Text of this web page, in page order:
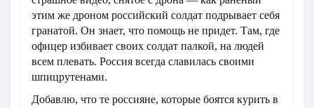
этим же дроном российский солдат подрывает себя
гранатой. Он знает, что помощь не придет. Там, где
офицер избивает своих солдат палкой, на людей
всем плевать. Россия всегда славилась своими
шпицрутенами.
Добавлю, что те россияне, которые боятся курить в